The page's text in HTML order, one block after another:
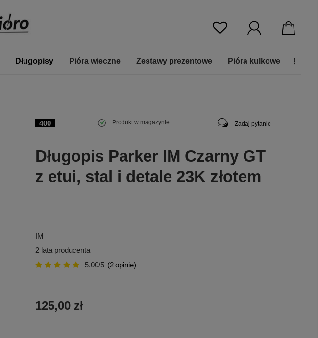
Długopisy Pióra wieczne Zestawy prezentowe Pióra kulkowe
400 Produkt w magazynie Zadaj pytanie
Długopis Parker IM Czarny GT
z etui, stal i detale 23K złotem
IM
2 lata producenta
5.00/5 (2opinie)
125,00 zł